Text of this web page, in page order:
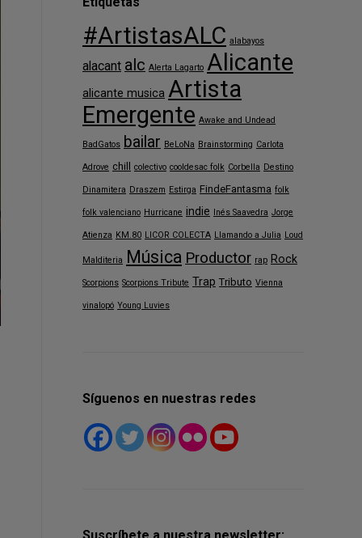
#ArtistasALC alabayos
alacant alc Alerta Lagarto Alicante
alicante musica Artista
Emergente Awake and Undead
BadGatos bailar BeLoNa Brainstorming Carlota
Adrove chill colectivo cooldesac folk Corbella Destino
Dinamitera Draszem Estirga FindeFantasma folk
folk valenciano Hurricane indie Inés Saavedra Jorge
Atienza KM.80 LICOR COLECTA Llamando a Julia Loud
Malditeria Música Productor rap Rock
Scorpions Scorpions Tribute Trap Tributo Vienna
vinalopó Young Luvies
Síguenos en nuestras redes